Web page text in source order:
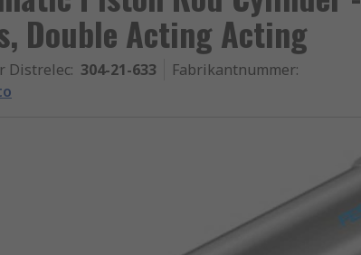
Double Acting Acting
Distrelec: 304-21-633 Fabrikantnummer: